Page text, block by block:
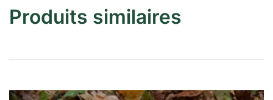
Produits similaires